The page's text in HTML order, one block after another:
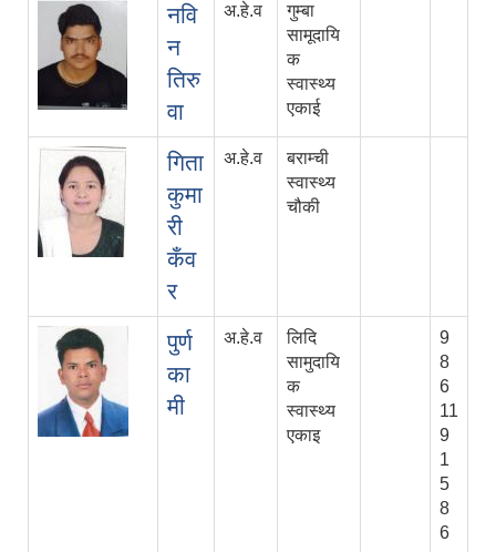
नवि
न
तिरु
वा
अ.हे.व
गुम्बा
सामूदायि
क
स्वास्थ्य
एकाई
गिता
कुमा
री
कँव
र
अ.हे.व
बराम्ची
स्वास्थ्य
चौकी
पुर्ण
का
मी
अ.हे.व
लिदि
सामुदायि
क
स्वास्थ्य
एकाइ
9
8
6
11
9
1
5
8
6